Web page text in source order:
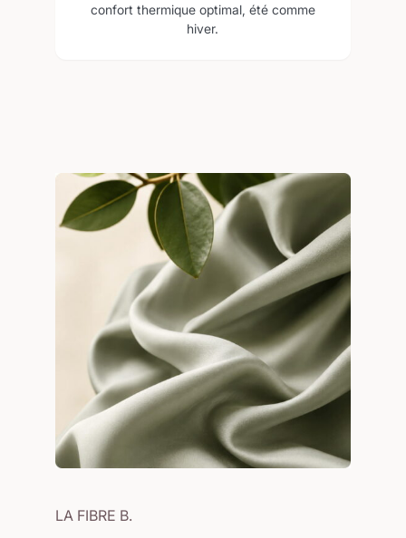
confort thermique optimal, été comme
hiver.
LA FIBRE B.